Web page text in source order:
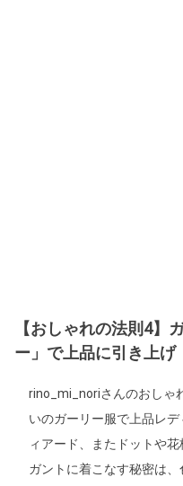
【おしゃれの法則4】
ー」で上品に引き上げ
rino_mi_noriさんのおしゃ
いのガーリー服で上品レ
ィアード、またドットや
ガントに着こなす秘密は、